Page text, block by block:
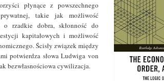
płynące z powszechnego
takie jak możliwość
rzadkie dobra, skłonność do
kapitałowych i możliwość
Ścisły związek między
potwierdza słowa Ludwiga von
bezwłasnościowa cywilizacja.